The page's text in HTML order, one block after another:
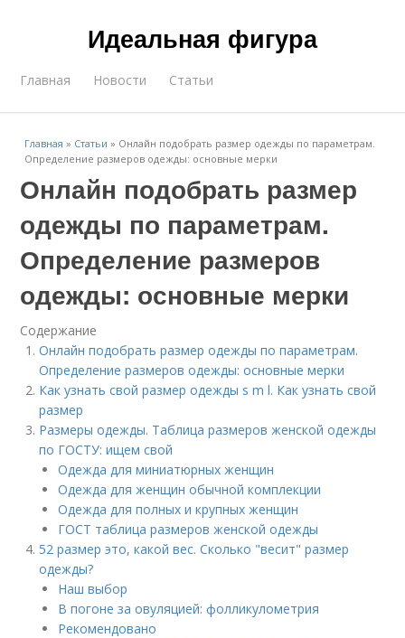
Идеальная фигура
Главная Новости Статьи
Главная » Статьи » Онлайн подобрать размер одежды по параметрам.
Определение размеров одежды: основные мерки
Онлайн подобрать размер
одежды по параметрам.
Определение размеров
одежды: основные мерки
Содержание
Онлайн подобрать размер одежды по параметрам.
Определение размеров одежды: основные мерки
Как узнать свой размер одежды s m l. Как узнать свой
размер
Размеры одежды. Таблица размеров женской одежды
по ГОСТУ: ищем свой
Одежда для миниатюрных женщин
Одежда для женщин обычной комплекции
Одежда для полных и крупных женщин
ГОСТ таблица размеров женской одежды
52 размер это, какой вес. Сколько "весит" размер
одежды?
Наш выбор
В погоне за овуляцией: фолликулометрия
Рекомендовано